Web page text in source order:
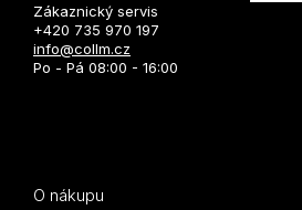
Zákaznický servis
+420 735 970 197
info@collm.cz
Po - Pá 08:00 - 16:00
O nákupu